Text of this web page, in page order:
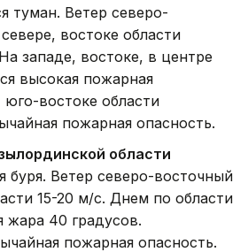
туман. Ветер северо-
востоке области
западе, востоке, в центре
высокая пожарная
востоке области
пожарная опасность.
области
буря. Ветер северо-восточный
15-20 м/с. Днем по области
жара 40 градусов.
пожарная опасность.